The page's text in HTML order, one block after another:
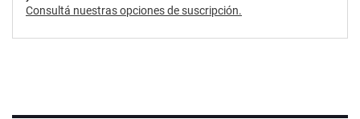
Consultá nuestras opciones de suscripción.